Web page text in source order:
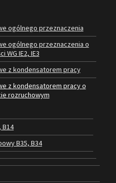
ogólnego przeznaczenia
ogólnego przeznaczenia o
WG IE2, IE3
z kondensatorem pracy
z kondensatorem pracy o
rozruchowym
B14
B35, B34